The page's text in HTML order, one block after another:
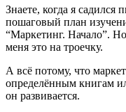
Знаете, когда я садился
пошаговый план
“Маркетинг. Начало”.
меня это на троечку.
А всё потому, что
определённым книгам
он развивается.